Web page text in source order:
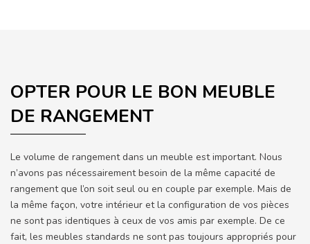
OPTER POUR LE BON MEUBLE
DE RANGEMENT
Le volume de rangement dans un meuble est important. Nous
n’avons pas nécessairement besoin de la même capacité de
rangement que l’on soit seul ou en couple par exemple. Mais de
la même façon, votre intérieur et la configuration de vos pièces
ne sont pas identiques à ceux de vos amis par exemple. De ce
fait, les meubles standards ne sont pas toujours appropriés pour